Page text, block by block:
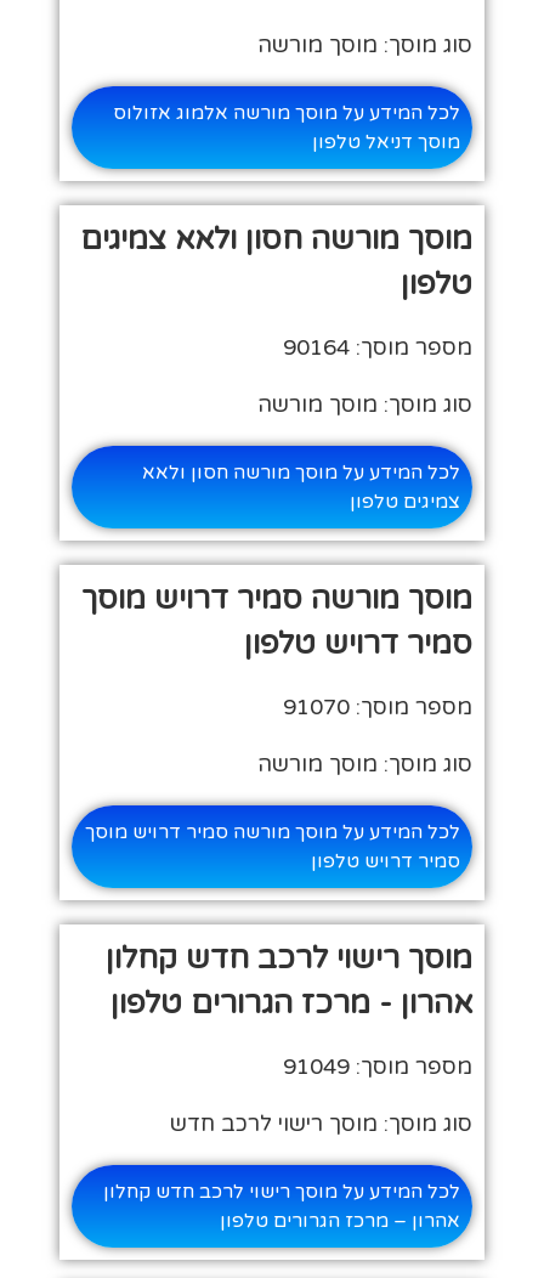
סוג מוסך: מוסך מורשה
לכל המידע על מוסך מורשה אלמוג אזולוס
מוסך דניאל טלפון
מוסך מורשה חסון ולאא צמיגים
טלפון
מספר מוסך: 90164
סוג מוסך: מוסך מורשה
לכל המידע על מוסך מורשה חסון ולאא
צמיגים טלפון
מוסך מורשה סמיר דרויש מוסך
סמיר דרויש טלפון
מספר מוסך: 91070
סוג מוסך: מוסך מורשה
לכל המידע על מוסך מורשה סמיר דרויש מוסך
סמיר דרויש טלפון
מוסך רישוי לרכב חדש קחלון
אהרון - מרכז הגרורים טלפון
מספר מוסך: 91049
סוג מוסך: מוסך רישוי לרכב חדש
לכל המידע על מוסך רישוי לרכב חדש קחלון
אהרון – מרכז הגרורים טלפון